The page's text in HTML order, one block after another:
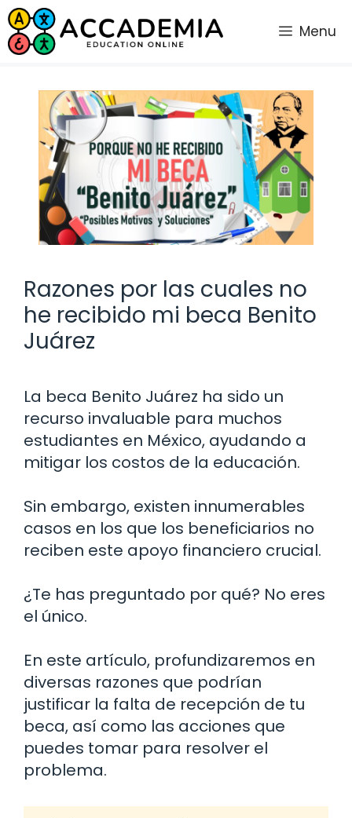
Saltar
al
contenido
Menu
Razones por las cuales no
he recibido mi beca Benito
Juárez
La beca Benito Juárez ha sido un
recurso invaluable para muchos
estudiantes en México, ayudando a
mitigar los costos de la educación.
Sin embargo, existen innumerables
casos en los que los beneficiarios no
reciben este apoyo financiero crucial.
¿Te has preguntado por qué? No eres
el único.
En este artículo, profundizaremos en
diversas razones que podrían
justificar la falta de recepción de tu
beca, así como las acciones que
puedes tomar para resolver el
problema.